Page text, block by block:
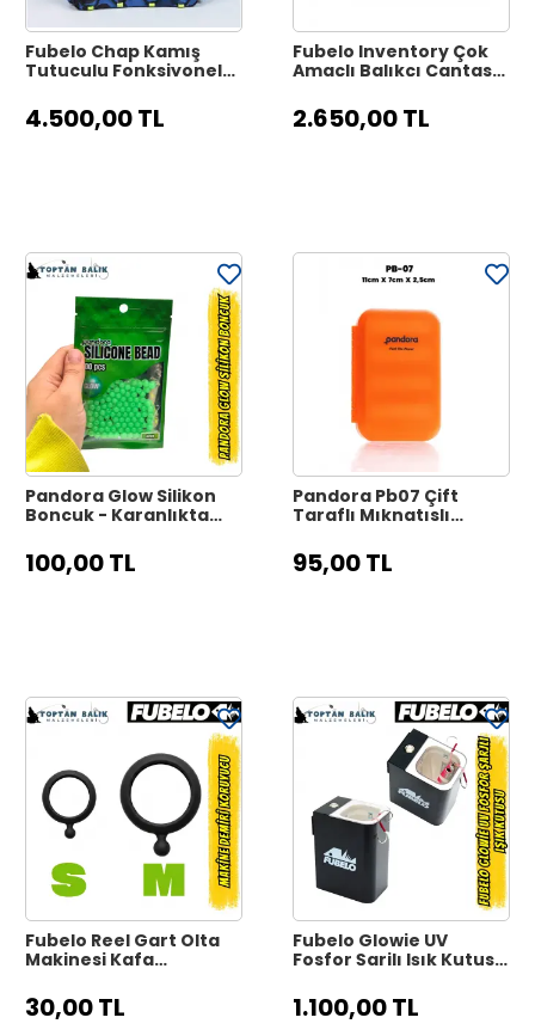
Fubelo Chap Kamış
Tutuculu Fonksiyonel
Okyanus Mavisi
4.500,00 TL
Fubelo Inventory Çok
Amaçlı Balıkçı Çantası
2.650,00 TL
Pandora Glow Silikon
Boncuk - Karanlıkta
Boncuk 100 Adet
100,00 TL
Pandora Pb07 Çift
Taraflı Mıknatıslı
Kutusu
95,00 TL
Fubelo Reel Gart Olta
Makinesi Kafa
Beden
30,00 TL
Fubelo Glowie UV
Fosfor Şarjlı Işık Kutusu
1.100,00 TL